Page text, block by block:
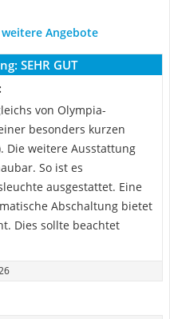
Angebote
SEHR GUT
von Olympia-
besonders kurzen
Die weitere Ausstattung
So ist es
ausgestattet. Eine
Abschaltung bietet
Dies sollte beachtet